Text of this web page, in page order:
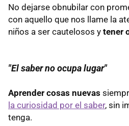
No dejarse obnubilar con
con aquello que nos llame la
niños a ser cautelosos y tener
"El saber no ocupa lugar"
Aprender cosas nuevas
la curiosidad por el saber, sin
tenga.